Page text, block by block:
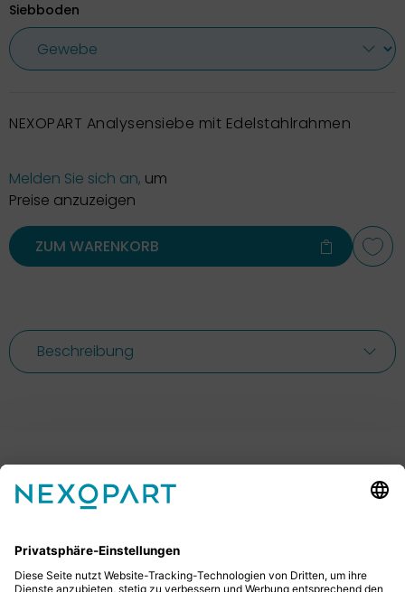
Siebboden
NEXOPART Analysensiebe mit Edelstahlrahmen
Melden Sie sich an, um
Preise anzuzeigen
ZUM WARENKORB
Beschreibung
Ihr Kontakt zu uns.
schreiben uns eine E-Mail.
+49 2522 59084 0